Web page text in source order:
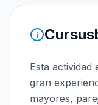
Esta actividad
gran
mayores,